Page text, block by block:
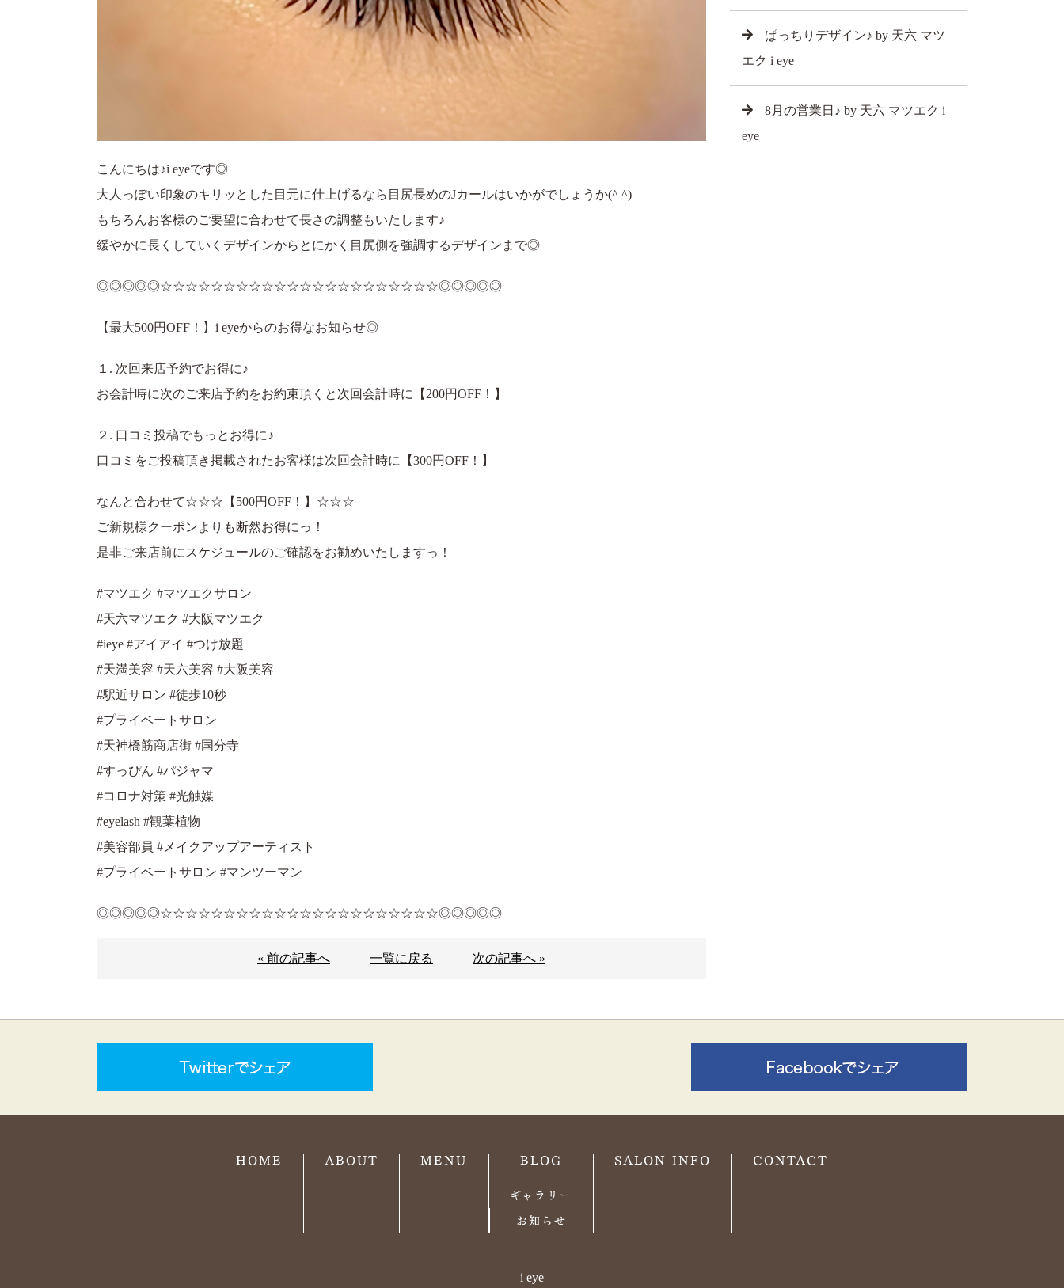
こんにちは♪i eyeです◎
大人っぽい印象のキリッとした目元に仕上げるなら目尻長めのJカールはいかがでしょうか(^ ^)
もちろんお客様のご要望に合わせて長さの調整もいたします♪
緩やかに長くしていくデザインからとにかく目尻側を強調するデザインまで◎
◎◎◎◎◎☆☆☆☆☆☆☆☆☆☆☆☆☆☆☆☆☆☆☆☆☆☆◎◎◎◎◎
【最大500円OFF！】i eyeからのお得なお知らせ◎
１. 次回来店予約でお得に♪
お会計時に次のご来店予約をお約束頂くと次回会計時に【200円OFF！】
２. 口コミ投稿でもっとお得に♪
口コミをご投稿頂き掲載されたお客様は次回会計時に【300円OFF！】
なんと合わせて☆☆☆【500円OFF！】☆☆☆
ご新規様クーポンよりも断然お得にっ！
是非ご来店前にスケジュールのご確認をお勧めいたしますっ！
#マツエク #マツエクサロン
#天六マツエク #大阪マツエク
#ieye #アイアイ #つけ放題
#天満美容 #天六美容 #大阪美容
#駅近サロン #徒歩10秒
#プライベートサロン
#天神橋筋商店街 #国分寺
#すっぴん #パジャマ
#コロナ対策 #光触媒
#eyelash #観葉植物
#美容部員 #メイクアップアーティスト
#プライベートサロン #マンツーマン
◎◎◎◎◎☆☆☆☆☆☆☆☆☆☆☆☆☆☆☆☆☆☆☆☆☆☆◎◎◎◎◎
« 前の記事へ 一覧に戻る 次の記事へ »
ぱっちりデザイン♪ by 天六 マツ
エク i eye
8月の営業日♪ by 天六 マツエク i
eye
HOME ABOUT MENU BLOG
ギャラリー
お知らせ
SALON INFO CONTACT
i eye